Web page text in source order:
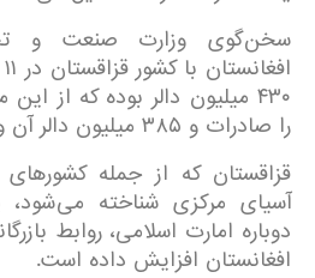
سخن‌گوی وزارت صنعت و
را صادرات و ۳۸۵ میلیون دالر آن واردات است.»
قزاقستان که از جمله
آسیای مرکزی شناخته
دوباره امارت اسلامی، روابط
افغانستان افزایش داده است.